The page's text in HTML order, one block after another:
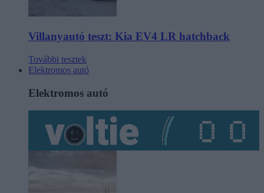
Villanyautó teszt: Kia EV4 LR hatchback
További tesztek
Elektromos autó
Elektromos autó